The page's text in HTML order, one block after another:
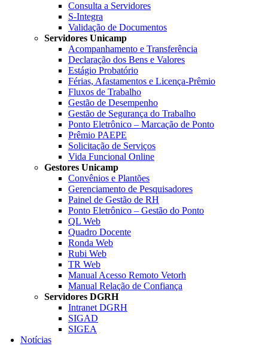
Consulta a Servidores
S-Integra
Validação de Documentos
Servidores Unicamp
Acompanhamento e Transferência
Declaração dos Bens e Valores
Estágio Probatório
Férias, Afastamentos e Licença-Prêmio
Fluxos de Trabalho
Gestão de Desempenho
Gestão de Segurança do Trabalho
Ponto Eletrônico – Marcação de Ponto
Prêmio PAEPE
Solicitação de Serviços
Vida Funcional Online
Gestores Unicamp
Convênios e Plantões
Gerenciamento de Pesquisadores
Painel de Gestão de RH
Ponto Eletrônico – Gestão do Ponto
QL Web
Quadro Docente
Ronda Web
Rubi Web
TR Web
Manual Acesso Remoto Vetorh
Manual Relação de Confiança
Servidores DGRH
Intranet DGRH
SIGAD
SIGEA
Notícias